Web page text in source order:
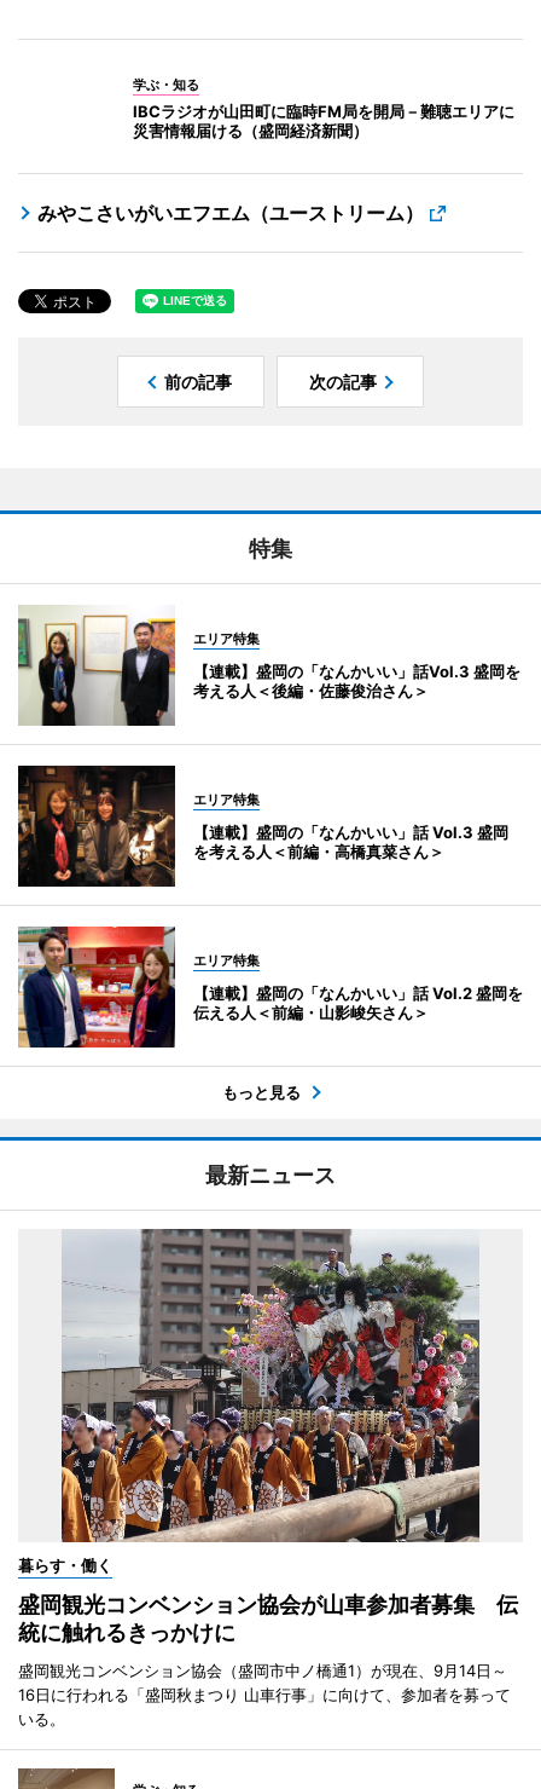
学ぶ・知る
IBCラジオが山田町に臨時FM局を開局－難聴エリアに
災害情報届ける（盛岡経済新聞）
みやこさいがいエフエム（ユーストリーム）
前の記事 次の記事
特集
エリア特集
【連載】盛岡の「なんかいい」話Vol.3 盛岡を
考える人＜後編・佐藤俊治さん＞
エリア特集
【連載】盛岡の「なんかいい」話 Vol.3 盛岡
を考える人＜前編・高橋真菜さん＞
エリア特集
【連載】盛岡の「なんかいい」話 Vol.2 盛岡を
伝える人＜前編・山影峻矢さん＞
もっと見る
最新ニュース
暮らす・働く
盛岡観光コンベンション協会が山車参加者募集 伝
統に触れるきっかけに
盛岡観光コンベンション協会（盛岡市中ノ橋通1）が現在、9月14日～
16日に行われる「盛岡秋まつり 山車行事」に向けて、参加者を募って
いる。